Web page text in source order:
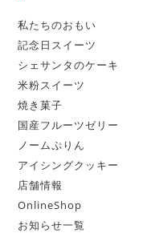
私たちのおもい
記念日スイーツ
シェサンタのケーキ
米粉スイーツ
焼き菓子
国産フルーツゼリー
ノームぷりん
アイシングクッキー
店舗情報
OnlineShop
お知らせ一覧